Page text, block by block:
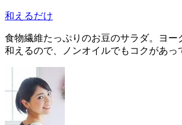
和えるだけ
食物繊維たっぷりのお豆のサラダ。ヨー
和えるので、ノンオイルでもコクがあっ